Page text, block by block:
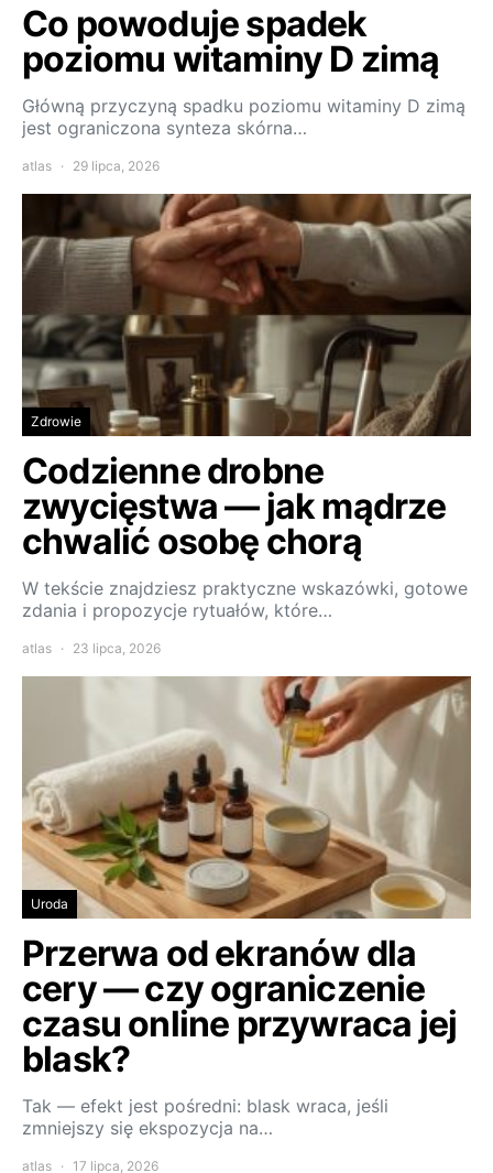
Co powoduje spadek
poziomu witaminy D zimą
Główną przyczyną spadku poziomu witaminy D zimą
jest ograniczona synteza skórna…
atlas 29 lipca, 2026
Zdrowie
Codzienne drobne
zwycięstwa — jak mądrze
chwalić osobę chorą
W tekście znajdziesz praktyczne wskazówki, gotowe
zdania i propozycje rytuałów, które…
atlas 23 lipca, 2026
Uroda
Przerwa od ekranów dla
cery — czy ograniczenie
czasu online przywraca jej
blask?
Tak — efekt jest pośredni: blask wraca, jeśli
zmniejszy się ekspozycja na…
atlas 17 lipca, 2026